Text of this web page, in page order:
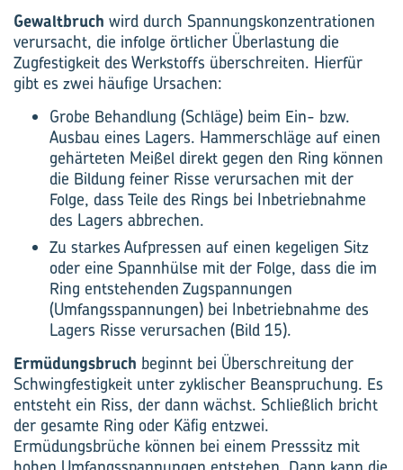
Gewaltbruch wird durch Spannungskonzentrationen
verursacht, die infolge örtlicher Überlastung die
Zugfestigkeit des Werkstoffs überschreiten. Hierfür
gibt es zwei häufige Ursachen:
Grobe Behandlung (Schläge) beim Ein- bzw.
Ausbau eines Lagers. Hammerschläge auf einen
gehärteten Meißel direkt gegen den Ring können
die Bildung feiner Risse verursachen mit der
Folge, dass Teile des Rings bei Inbetriebnahme
des Lagers abbrechen.
Zu starkes Aufpressen auf einen kegeligen Sitz
oder eine Spannhülse mit der Folge, dass die im
Ring entstehenden Zugspannungen
(Umfangsspannungen) bei Inbetriebnahme des
Lagers Risse verursachen (Bild 15).
Ermüdungsbruch beginnt bei Überschreitung der
Schwingfestigkeit unter zyklischer Beanspruchung. Es
entsteht ein Riss, der dann wächst. Schließlich bricht
der gesamte Ring oder Käfig entzwei.
Ermüdungsbrüche können bei einem Presssitz mit